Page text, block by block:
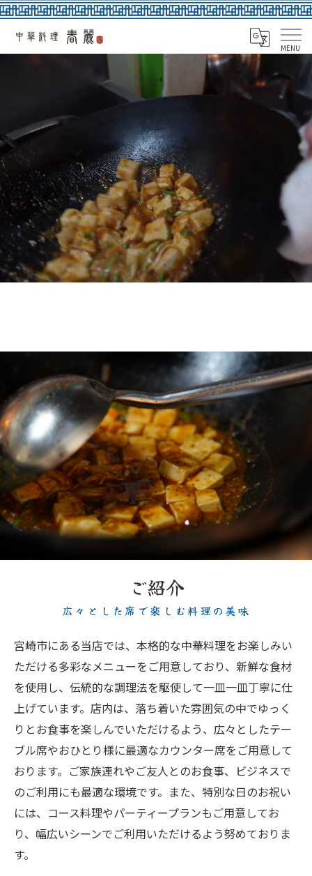
ご紹介
広々とした席で楽しむ料理の美味
宮崎市にある当店では、本格的な中華料理をお楽しみい
ただける多彩なメニューをご用意しており、新鮮な食材
を使用し、伝統的な調理法を駆使して一皿一皿丁寧に仕
上げています。店内は、落ち着いた雰囲気の中でゆっく
りとお食事を楽しんでいただけるよう、広々としたテー
ブル席やおひとり様に最適なカウンター席をご用意して
おります。ご家族連れやご友人とのお食事、ビジネスで
のご利用にも最適な環境です。また、特別な日のお祝い
には、コース料理やパーティープランもご用意してお
り、幅広いシーンでご利用いただけるよう努めておりま
す。